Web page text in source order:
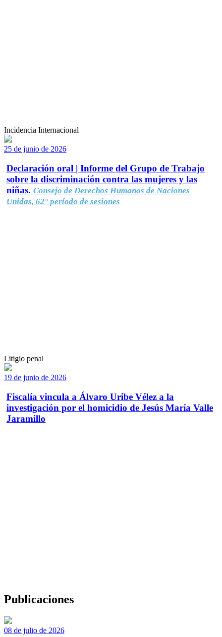
Incidencia Internacional
25 de junio de 2026
Declaración oral | Informe del Grupo de Trabajo
sobre la discriminación contra las mujeres y las
niñas. Consejo de Derechos Humanos de Naciones
Unidas, 62° período de sesiones
Litigio penal
19 de junio de 2026
Fiscalía vincula a Álvaro Uribe Vélez a la
investigación por el homicidio de Jesús María Valle
Jaramillo
Publicaciones
08 de julio de 2026